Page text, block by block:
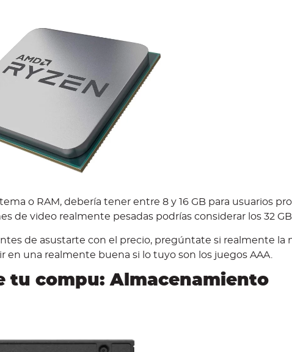
o RAM, debería tener entre 8 y 16 GB para usuarios
de video realmente pesadas podrías considerar los 32
de asustarte con el precio, pregúntate si realmente la
en una realmente buena si lo tuyo son los juegos AAA.
tu compu: Almacenamiento